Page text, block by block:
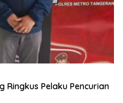
Ringkus Pelaku Pencurian